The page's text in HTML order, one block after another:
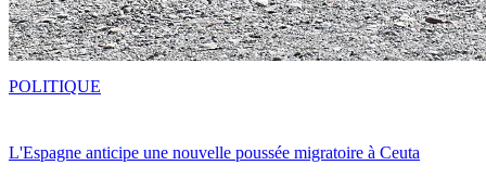
L'Espagne anticipe une nouvelle poussée migratoire à Ceuta
POLITIQUE